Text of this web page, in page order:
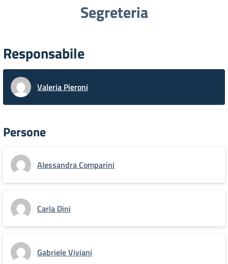
Segreteria
Responsabile
Valeria Pieroni
Persone
Alessandra Comparini
Carla Dini
Gabriele Viviani